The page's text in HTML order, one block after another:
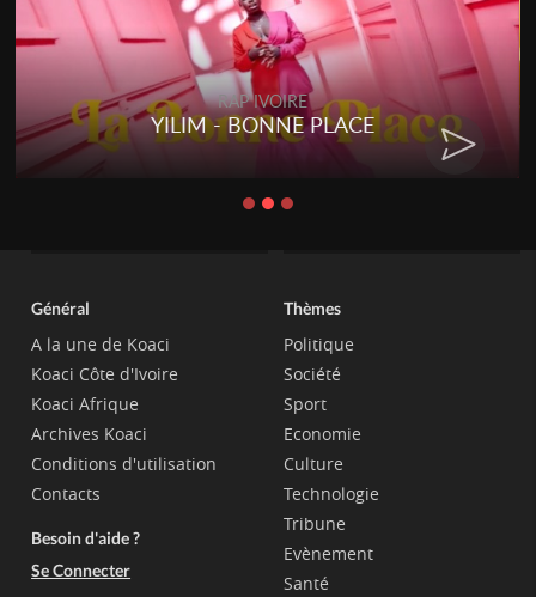
RAP IVOIRE
YILIM - BONNE PLACE
Général
A la une de Koaci
Koaci Côte d'Ivoire
Koaci Afrique
Archives Koaci
Conditions d'utilisation
Contacts
Besoin d'aide ?
Se Connecter
Thèmes
Politique
Société
Sport
Economie
Culture
Technologie
Tribune
Evènement
Santé